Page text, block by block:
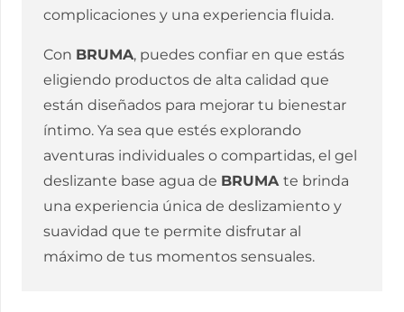
complicaciones y una experiencia fluida.
Con BRUMA, puedes confiar en que estás
eligiendo productos de alta calidad que
están diseñados para mejorar tu bienestar
íntimo. Ya sea que estés explorando
aventuras individuales o compartidas, el gel
deslizante base agua de BRUMA te brinda
una experiencia única de deslizamiento y
suavidad que te permite disfrutar al
máximo de tus momentos sensuales.